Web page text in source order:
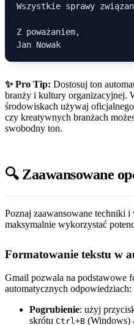
Wszystkie sprawy
Z poważaniem,
✨ Pro Tip: Dostosuj ton
branży i kultury organizacyjnej.
środowiskach używaj
czy kreatywnych branżach
swobodny ton.
🔍 Zaawansowane
Poznaj zaawansowane techniki
maksymalnie wykorzystać
Formatowanie tekstu w
Gmail pozwala na podstawowe
automatycznych odpowiedziach:
Pogrubienie: użyj
skrótu Ctrl+B (Windows)